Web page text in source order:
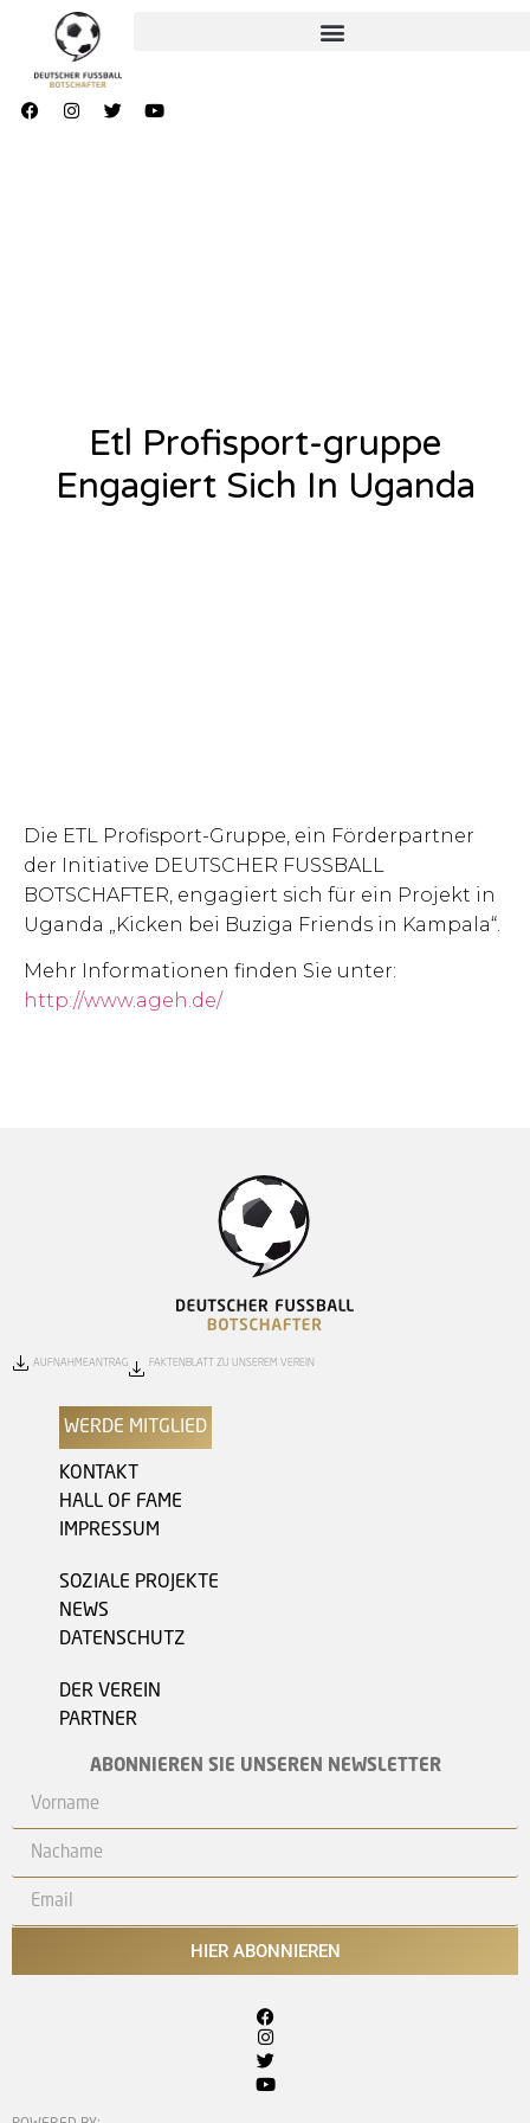
Etl Profisport-gruppe
Engagiert Sich In Uganda
Die ETL Profisport-Gruppe, ein Förderpartner
der Initiative DEUTSCHER FUSSBALL
BOTSCHAFTER, engagiert sich für ein Projekt in
Uganda „Kicken bei Buziga Friends in Kampala“.
Mehr Informationen finden Sie unter:
http://www.ageh.de/
AUFNAHMEANTRAG FAKTENBLATT ZU UNSEREM VEREIN
WERDE MITGLIED
KONTAKT
HALL OF FAME
IMPRESSUM
SOZIALE PROJEKTE
NEWS
DATENSCHUTZ
DER VEREIN
PARTNER
ABONNIEREN SIE UNSEREN NEWSLETTER
HIER ABONNIEREN